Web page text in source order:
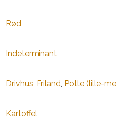
Rød
Indeterminant
Drivhus, Friland, Potte (lille-
Kartoffel